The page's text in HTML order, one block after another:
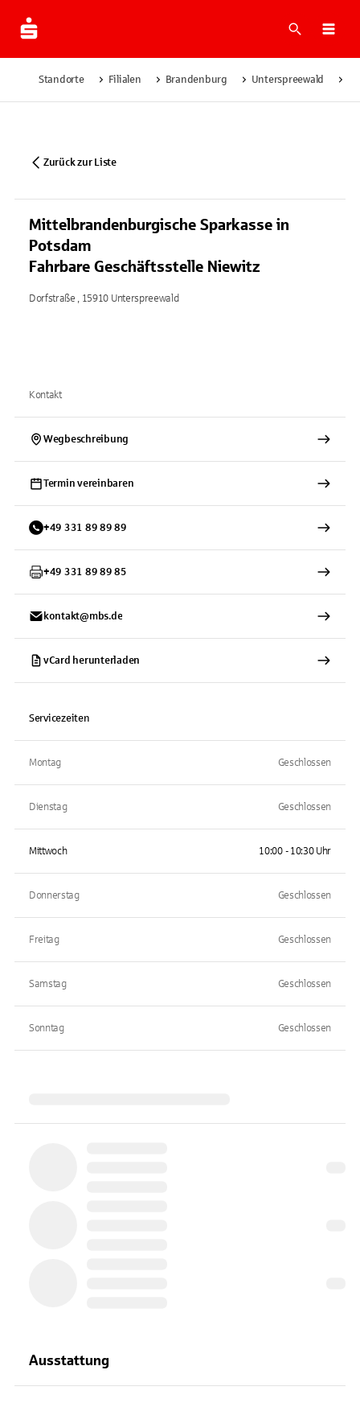
Suche
Standorte Filialen Brandenburg Unterspreewald
Zurück zur Liste
Mittelbrandenburgische Sparkasse in
Potsdam
Fahrbare Geschäftsstelle Niewitz
Dorfstraße , 15910 Unterspreewald
Kontakt
Wegbeschreibung
Termin vereinbaren
+49 331 89 89 89
+49 331 89 89 85
kontakt@mbs.de
vCard herunterladen
Servicezeiten
Montag Geschlossen
Dienstag Geschlossen
Mittwoch 10:00 - 10:30 Uhr
Donnerstag Geschlossen
Freitag Geschlossen
Samstag Geschlossen
Sonntag Geschlossen
Ausstattung